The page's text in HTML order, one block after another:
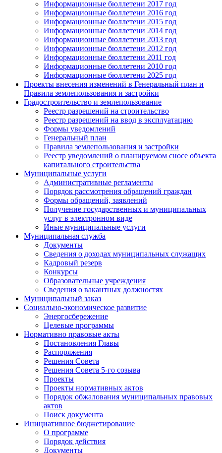
Информационные бюллетени 2017 год
Информационные бюллетени 2016 год
Информационные бюллетени 2015 год
Информационные бюллетени 2014 год
Информационные бюллетени 2013 год
Информационные бюллетени 2012 год
Информационные бюллетени 2011 год
Информационные бюллетени 2010 год
Информационные бюллетени 2025 год
Проекты внесения изменений в Генеральный план и
Правила землепользования и застройки
Градостроительство и землепользование
Реестр разрешений на строительство
Реестр разрешений на ввод в эксплуатацию
Формы уведомлений
Генеральный план
Правила землепользования и застройки
Реестр уведомлений о планируемом сносе объекта
капитального строительства
Муниципальные услуги
Административные регламенты
Порядок рассмотрения обращений граждан
Формы обращений, заявлений
Получение государственных и муниципальных
услуг в электронном виде
Иные муниципальные услуги
Муниципальная служба
Документы
Сведения о доходах муниципальных служащих
Кадровый резерв
Конкурсы
Образовательные учреждения
Сведения о вакантных должностях
Муниципальный заказ
Социально-экономическое развитие
Энергосбережение
Целевые программы
Нормативно правовые акты
Постановления Главы
Распоряжения
Решения Совета
Решения Совета 5-го созыва
Проекты
Проекты нормативных актов
Порядок обжалования муниципальных правовых
актов
Поиск документа
Инициативное бюджетирование
О программе
Порядок действия
Документы